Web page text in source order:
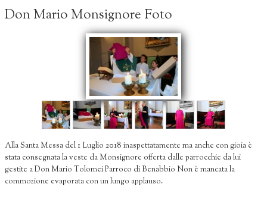
La Storia
La Castagna
Video Museo
Dove siamo
Don Mario Monsignore Foto
Alla Santa Messa del 1 Luglio 2018 inaspettatamente ma anche con gioia è
stata consegnata la veste da Monsignore offerta dalle parrocchie da lui
gestite a Don Mario Tolomei Parroco di Benabbio Non è mancata la
commozione evaporata con un lungo applauso.